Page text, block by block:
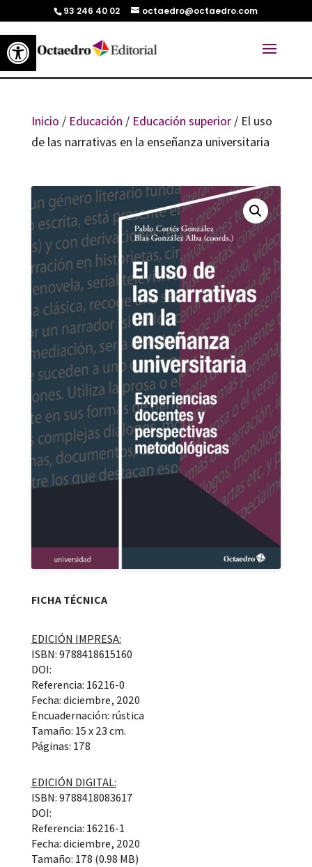
Abrir barra de herramientas
93 246 40 02 octaedro@octaedro.com
Inicio / Educación / Educación superior/ El uso
de las narrativas en la enseñanza universitaria
FICHA TÉCNICA
EDICIÓN IMPRESA:
ISBN: 9788418615160
DOI:
Referencia: 16216-0
Fecha: diciembre, 2020
Encuadernación: rústica
Tamaño: 15 x 23 cm.
Páginas: 178
EDICIÓN DIGITAL:
ISBN: 9788418083617
DOI:
Referencia: 16216-1
Fecha: diciembre, 2020
Tamaño: 178 (0.98 MB)